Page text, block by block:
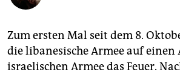
fragen & hilfe
unterstützen
abo
Zum ersten Mal seit dem 8.
die libanesische Armee auf
israelischen Armee das Feuer.